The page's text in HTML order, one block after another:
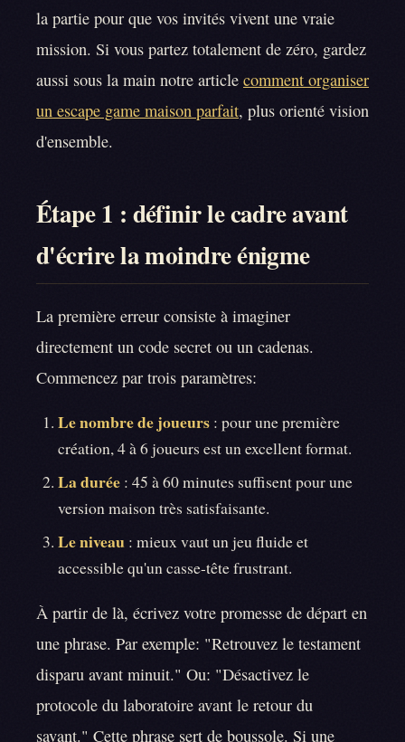
la partie pour que vos invités vivent une vraie
mission. Si vous partez totalement de zéro, gardez
aussi sous la main notre article comment organiser
un escape game maison parfait, plus orienté vision
d'ensemble.
Étape 1 : définir le cadre avant
d'écrire la moindre énigme
La première erreur consiste à imaginer
directement un code secret ou un cadenas.
Commencez par trois paramètres:
Le nombre de joueurs : pour une première
création, 4 à 6 joueurs est un excellent format.
La durée : 45 à 60 minutes suffisent pour une
version maison très satisfaisante.
Le niveau : mieux vaut un jeu fluide et
accessible qu'un casse-tête frustrant.
À partir de là, écrivez votre promesse de départ en
une phrase. Par exemple: "Retrouvez le testament
disparu avant minuit." Ou: "Désactivez le
protocole du laboratoire avant le retour du
savant." Cette phrase sert de boussole. Si une